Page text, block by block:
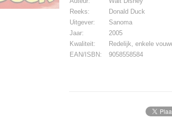
Reeks:
Donald Duck
Uitgever:
Sanoma
Jaar:
2005
Kwaliteit:
Redelijk, enkele
EAN/ISBN:
9058558584